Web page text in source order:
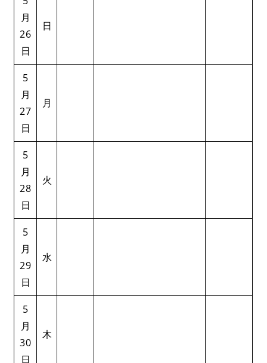
月
26
日
日
5
月
27
日
月
5
月
28
日
火
5
月
29
日
水
5
月
30
日
木